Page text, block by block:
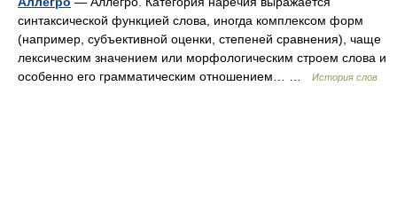
синтаксической функцией слова, иногда комплексом форм
(например, субъективной оценки, степеней сравнения), чаще
лексическим значением или морфологическим строем слова и
особенно его грамматическим отношением… …
История слов